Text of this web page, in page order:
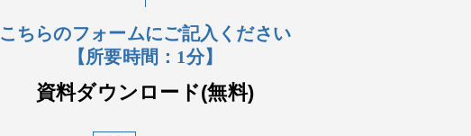
こちらのフォームにご記入ください
【所要時間：1分】
資料ダウンロード(無料)